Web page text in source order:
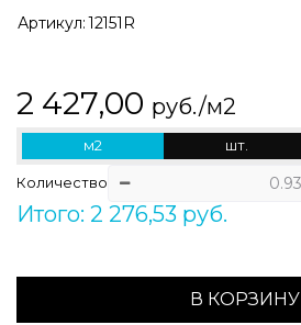
Артикул: 12151R
2 427,00 руб./м2
м2 шт.
Количество
Итого: 2 276,53 руб.
В КОРЗИНУ